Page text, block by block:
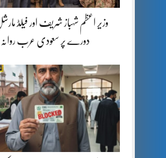
وزیر اعظم شہباز شریف اور فیلڈ
دورے پر سعودی عرب روانہ